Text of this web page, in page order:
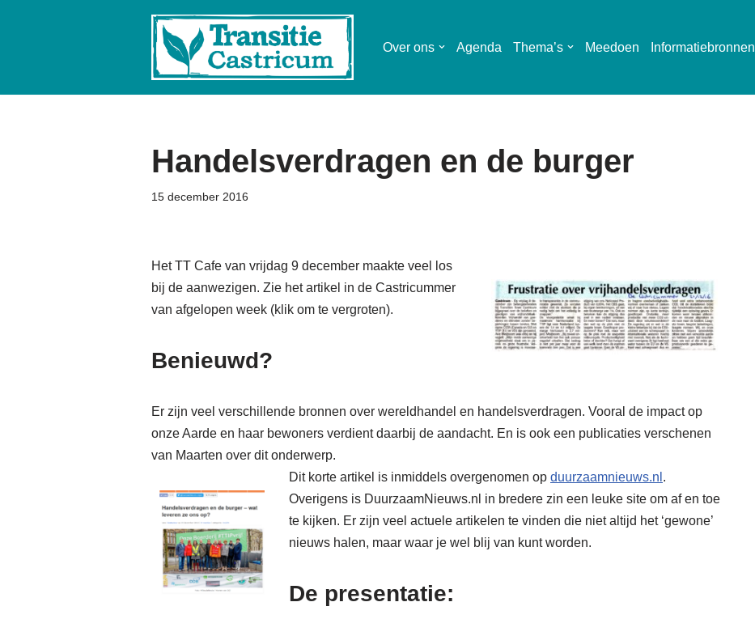
Over ons Agenda Thema’s Meedoen Informatiebronnen
Handelsverdragen en de burger
15 december 2016
Het TT Cafe van vrijdag 9 december maakte veel los
bij de aanwezigen. Zie het artikel in de Castricummer
van afgelopen week (klik om te vergroten).
Benieuwd?
Er zijn veel verschillende bronnen over wereldhandel en handelsverdragen. Vooral de impact op
onze Aarde en haar bewoners verdient daarbij de aandacht. En is ook een publicaties verschenen
van Maarten over dit onderwerp.
Dit korte artikel is inmiddels overgenomen op duurzaamnieuws.nl .
Overigens is DuurzaamNieuws.nl in bredere zin een leuke site om af en toe
te kijken. Er zijn veel actuele artikelen te vinden die niet altijd het ‘gewone’
nieuws halen, maar waar je wel blij van kunt worden.
De presentatie: